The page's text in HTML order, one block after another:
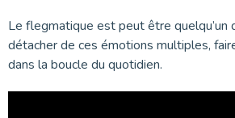
Le flegmatique est peut être quelqu’un
détacher de ces émotions multiples,
dans la boucle du quotidien.